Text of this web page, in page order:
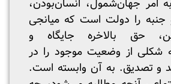
امر جهان‌شمول، انسان‌بودن،
را دولت است که میانجی
حق بالاخره جایگاه و
شکلی از وضعیت موجود را در
و تصدیق. به آن وابسته است.